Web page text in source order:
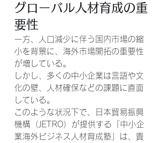
グローバル人材育成の重
要性
一方、人口減少に伴う国内市場の縮
小を背景に、海外市場開拓の重要性
が増している。
しかし、多くの中小企業は言語や文
化の壁、人材確保などの課題に直面
している。
このような状況下で、日本貿易振興
機構（JETRO）が提供する「中小企
業海外ビジネス人材育成塾」は、貴